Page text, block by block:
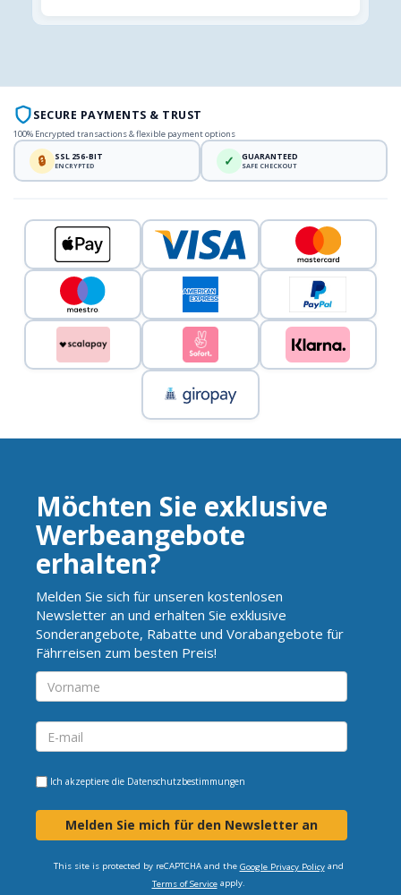
SECURE PAYMENTS & TRUST
100% Encrypted transactions & flexible payment options
🔒 SSL 256-BIT
ENCRYPTED ✓ GUARANTEED
SAFE CHECKOUT
Möchten Sie exklusive
Werbeangebote
erhalten?
Melden Sie sich für unseren kostenlosen
Newsletter an und erhalten Sie exklusive
Sonderangebote, Rabatte und Vorabangebote für
Fährreisen zum besten Preis!
Ich akzeptiere die Datenschutzbestimmungen
Melden Sie mich für den Newsletter an
This site is protected by reCAPTCHA and the Google Privacy Policyand
Terms of Serviceapply.